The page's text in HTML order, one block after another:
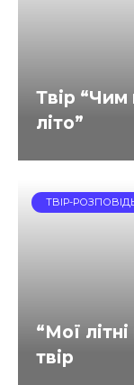
Твір “Чим
літо”
ТВІР-
“Мої
твір